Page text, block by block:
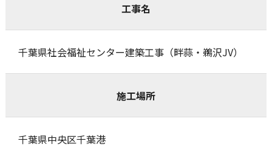
工事名
千葉県社会福祉センター建築工事（畔蒜・鵜沢JV）
施工場所
千葉県中央区千葉港